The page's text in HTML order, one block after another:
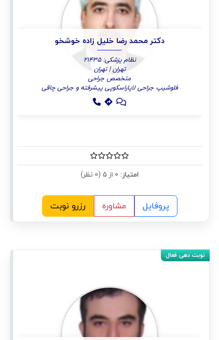
دکتر محمد رضا خلیل زاده خوشخو
نظام پزشکی: 21435
تهران | تهران
متخصص جراحی
فلوشیپ جراحی لاپاراسکوپی پیشرفته و جراحی چاقی
امتیاز:
پروفایل مشاوره رزرو نوبت